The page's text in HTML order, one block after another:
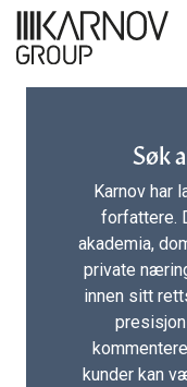
Søk
Karnov har
forfattere.
akademia,
private
innen sitt
kunder kan